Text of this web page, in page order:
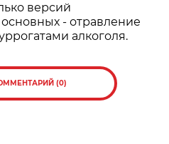
версий
- отравление
алкоголя.
(0)